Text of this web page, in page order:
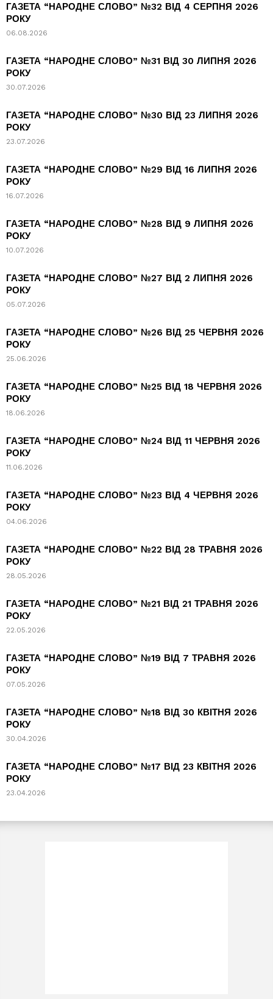
ГАЗЕТА “НАРОДНЕ СЛОВО” №32 ВІД 4 СЕРПНЯ 2026
РОКУ
06.08.2026
ГАЗЕТА “НАРОДНЕ СЛОВО” №31 ВІД 30 ЛИПНЯ 2026
РОКУ
30.07.2026
ГАЗЕТА “НАРОДНЕ СЛОВО” №30 ВІД 23 ЛИПНЯ 2026
РОКУ
23.07.2026
ГАЗЕТА “НАРОДНЕ СЛОВО” №29 ВІД 16 ЛИПНЯ 2026
РОКУ
16.07.2026
ГАЗЕТА “НАРОДНЕ СЛОВО” №28 ВІД 9 ЛИПНЯ 2026
РОКУ
10.07.2026
ГАЗЕТА “НАРОДНЕ СЛОВО” №27 ВІД 2 ЛИПНЯ 2026
РОКУ
05.07.2026
ГАЗЕТА “НАРОДНЕ СЛОВО” №26 ВІД 25 ЧЕРВНЯ 2026
РОКУ
25.06.2026
ГАЗЕТА “НАРОДНЕ СЛОВО” №25 ВІД 18 ЧЕРВНЯ 2026
РОКУ
18.06.2026
ГАЗЕТА “НАРОДНЕ СЛОВО” №24 ВІД 11 ЧЕРВНЯ 2026
РОКУ
11.06.2026
ГАЗЕТА “НАРОДНЕ СЛОВО” №23 ВІД 4 ЧЕРВНЯ 2026
РОКУ
04.06.2026
ГАЗЕТА “НАРОДНЕ СЛОВО” №22 ВІД 28 ТРАВНЯ 2026
РОКУ
28.05.2026
ГАЗЕТА “НАРОДНЕ СЛОВО” №21 ВІД 21 ТРАВНЯ 2026
РОКУ
22.05.2026
ГАЗЕТА “НАРОДНЕ СЛОВО” №19 ВІД 7 ТРАВНЯ 2026
РОКУ
07.05.2026
ГАЗЕТА “НАРОДНЕ СЛОВО” №18 ВІД 30 КВІТНЯ 2026
РОКУ
30.04.2026
ГАЗЕТА “НАРОДНЕ СЛОВО” №17 ВІД 23 КВІТНЯ 2026
РОКУ
23.04.2026